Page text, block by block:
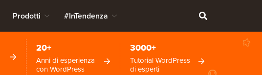
Prodotti #InTendenza
20+
Anni di esperienza
con WordPress
3000+
Tutorial WordPress
di esperti